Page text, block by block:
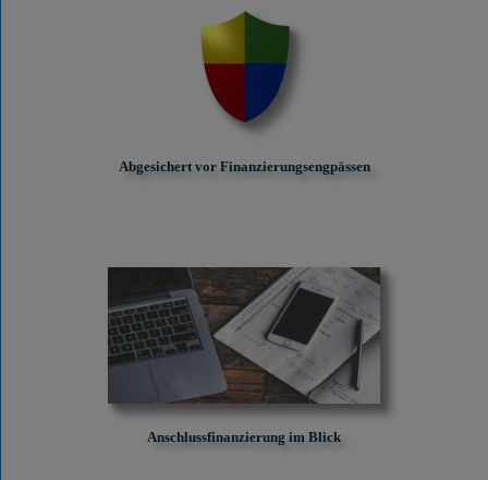
Abgesichert vor Finanzierungs­engpässen
Anschlussfinanzierung im Blick